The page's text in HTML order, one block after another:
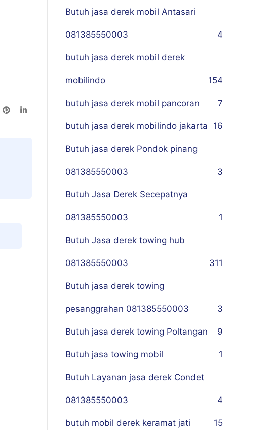
Butuh jasa derek mobil Antasari
081385550003 4
butuh jasa derek mobil derek
mobilindo 154
butuh jasa derek mobil pancoran 7
butuh jasa derek mobilindo jakarta 16
Butuh jasa derek Pondok pinang
081385550003 3
Butuh Jasa Derek Secepatnya
081385550003 1
Butuh Jasa derek towing hub
081385550003 311
Butuh jasa derek towing
pesanggrahan 081385550003 3
Butuh jasa derek towing Poltangan 9
Butuh jasa towing mobil 1
Butuh Layanan jasa derek Condet
081385550003 4
butuh mobil derek keramat jati 15